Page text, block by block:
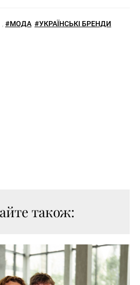
#МОДА #УКРАЇНСЬКІ БРЕНДИ
також: